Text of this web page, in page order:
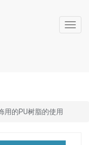
用的PU树脂的使用